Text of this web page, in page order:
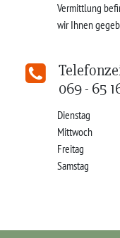
Vermittlung
wir Ihnen
069 - 65
Dienstag
Mittwoch
Freitag
Samstag